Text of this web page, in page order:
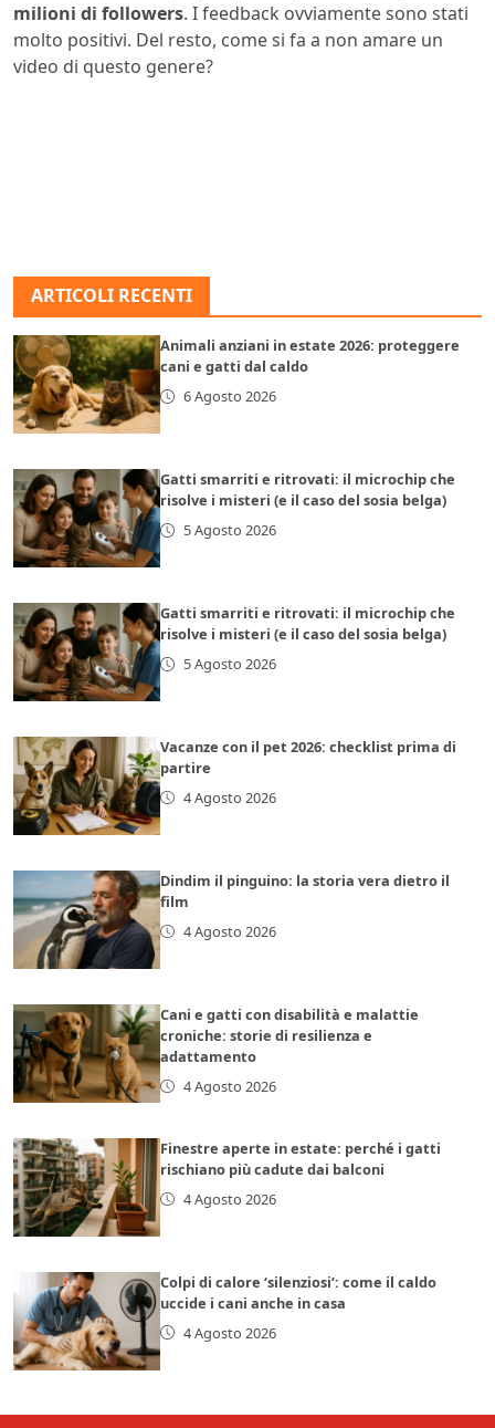
milioni di followers. I feedback ovviamente sono stati
molto positivi. Del resto, come si fa a non amare un
video di questo genere?
ARTICOLI RECENTI
Animali anziani in estate 2026: proteggere
cani e gatti dal caldo
6 Agosto 2026
Gatti smarriti e ritrovati: il microchip che
risolve i misteri (e il caso del sosia belga)
5 Agosto 2026
Gatti smarriti e ritrovati: il microchip che
risolve i misteri (e il caso del sosia belga)
5 Agosto 2026
Vacanze con il pet 2026: checklist prima di
partire
4 Agosto 2026
Dindim il pinguino: la storia vera dietro il
film
4 Agosto 2026
Cani e gatti con disabilità e malattie
croniche: storie di resilienza e
adattamento
4 Agosto 2026
Finestre aperte in estate: perché i gatti
rischiano più cadute dai balconi
4 Agosto 2026
Colpi di calore ‘silenziosi’: come il caldo
uccide i cani anche in casa
4 Agosto 2026